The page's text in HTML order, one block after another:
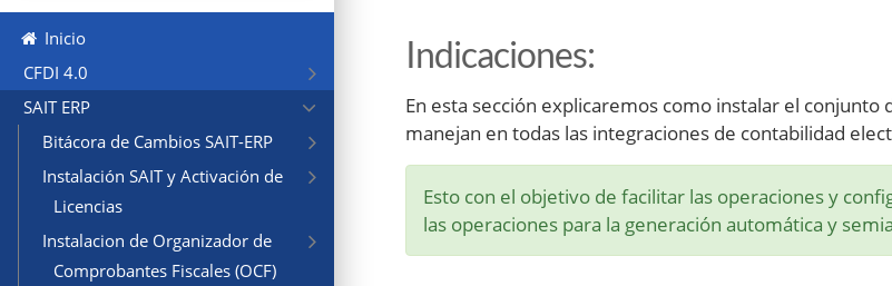
Inicio
CFDI 4.0
SAIT ERP
Bitácora de Cambios SAIT-ERP
Instalación SAIT y Activación de
Licencias
Instalacion de Organizador de
Comprobantes Fiscales (OCF)
Indicaciones:
En esta sección explicaremos como instalar el
manejan en todas las integraciones de contabilidad
Esto con el objetivo de facilitar las operaciones y
las operaciones para la generación automática y